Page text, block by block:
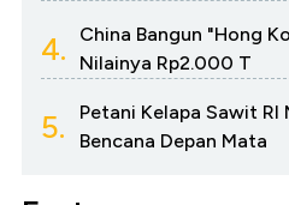
4.
China Bangun "Hong
Nilainya Rp2.000 T
5.
Petani Kelapa Sawit RI
Bencana Depan Mata